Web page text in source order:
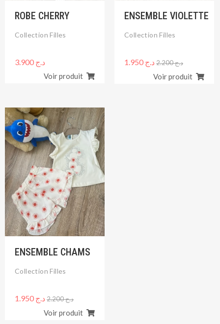
ROBE CHERRY
Collection Filles
د.ج
Voir produit
ENSEMBLE VIOLETTE
Collection Filles
د.ج2.200 د.ج
Voir produit
ENSEMBLE CHAMS
Collection Filles
د.ج2.200
prix
initial
était :
د.ج 2.200.
د.ج
Le
prix
actuel
est :
د.ج 1.950.
Voir produit